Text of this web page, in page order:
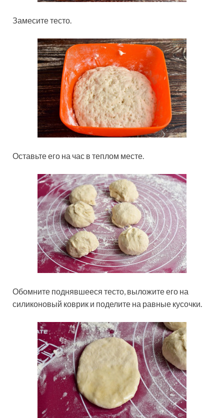
Замесите тесто.
Оставьте его на час в теплом месте.
Обомните поднявшееся тесто, выложите его на
силиконовый коврик и поделите на равные кусочки.